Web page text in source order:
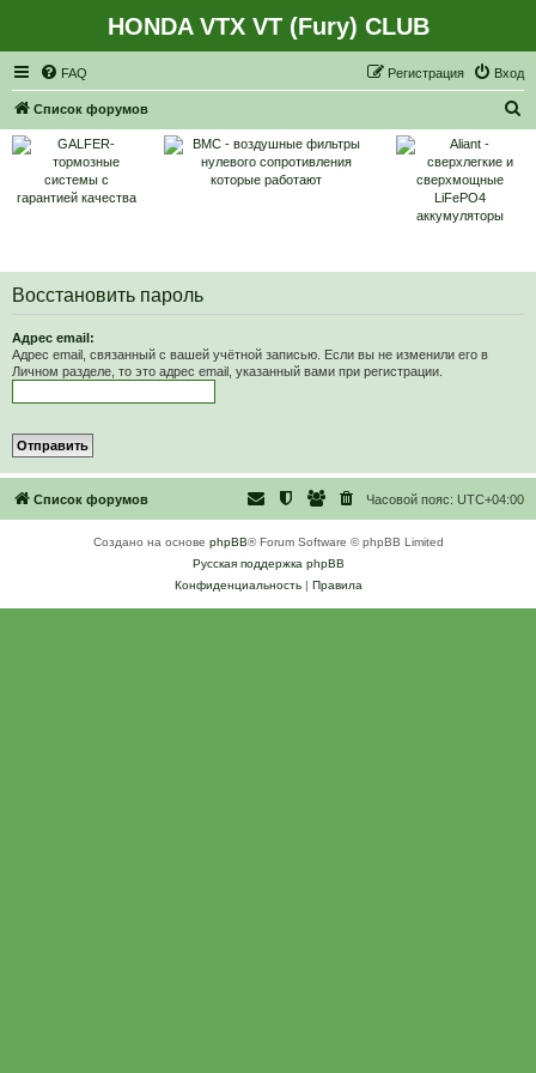
HONDA VTX VT (Fury) CLUB
FAQ Вход
Регистрация
Список форумов
Восстановить пароль
Адрес email:
Адрес email, связанный с вашей учётной записью. Если вы не изменили его в
Личном разделе, то это адрес email, указанный вами при регистрации.
Список форумов Часовой пояс: UTC+04:00
Создано на основе phpBB® Forum Software © phpBB Limited
Русская поддержка phpBB
Конфиденциальность| Правила